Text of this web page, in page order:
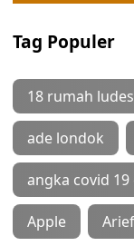
Tag Populer
18 rumah ludes
ade londok
angka covid
Apple